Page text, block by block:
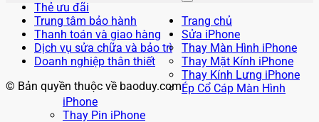
Thẻ ưu đãi
Trung tâm bảo hành
Thanh toán và giao hàng
Dịch vụ sửa chữa và bảo trì
Doanh nghiệp thân thiết
© Bản quyền thuộc về baoduy.com
Trang chủ
Sửa iPhone
Thay Màn Hình iPhone
Thay Mặt Kính iPhone
Thay Kính Lưng iPhone
Ép Cổ Cáp Màn Hình
iPhone
Thay Pin iPhone